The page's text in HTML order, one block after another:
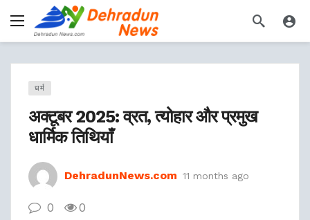
धर्म
अक्टूबर 2025: व्रत, त्योहार और प्रमुख
धार्मिक तिथियाँ
DehradunNews.com 11 months ago
0 0